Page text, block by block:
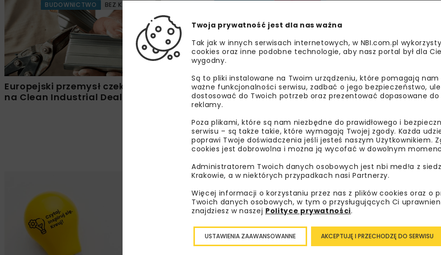
BUDOWNICTWO BEZ KATEGORII
Europejski przemysł czeka
na Clean Industrial Deal
Nowe inicjatywy KE będą
odpowiedzią na kryzys
konkurencyjności
Lubisz wiedzieć więcej?
Zapisz się do newslettera aby
branżowe, zaproszenia na wydarzenia,
Twoja prywatność jest dla nas ważna
Tak jak w innych serwisach internetowych, w NBI.com.pl
cookies oraz inne podobne technologie, aby nasz portal był dla
wygodny.
Są to pliki instalowane na Twoim urządzeniu, które pomagają nam
ważne funkcjonalności serwisu, zadbać o jego bezpieczeństwo,
dostosować do Twoich potrzeb oraz prezentować dopasowane
reklamy.
Poza plikami, które są nam niezbędne do prawidłowego i
serwisu – są także takie, które wymagają Twojej zgody. Każda
poprawi Twoje doświadczenia jeśli jesteś naszym Użytkownikiem.
cookies jest dobrowolna i można ją wycofać w dowolnym
Administratorem Twoich danych osobowych jest nbi med!a z
Krakowie, a w niektórych przypadkach nasi Partnerzy.
Więcej informacji o korzystaniu przez nas z plików cookies oraz o
Twoich danych osobowych, w tym o przysługujących Ci
znajdziesz w naszej Polityce prywatności.
AKCEPTUJĘ I PRZECHODZĘ DO SERWISU
USTAWIENIA ZAAWANSOWANNE